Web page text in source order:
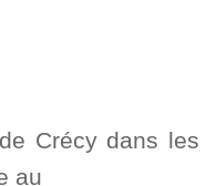
Crécy dans les
au